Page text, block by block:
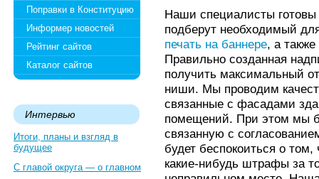
Поправки в Конституцию
Информер новостей
Рейтинг сайтов
Каталог сайтов
Интервью
Итоги, планы и взгляд в
будущее
С главой округа — о главном
Наши специалисты
подберут необходимый
печать на баннере, а
Правильно созданная
получить максимальный
ниши. Мы проводим
связанные с фасадами
помещений. При этом мы
связанную с
будет беспокоиться о
какие-нибудь штрафы за